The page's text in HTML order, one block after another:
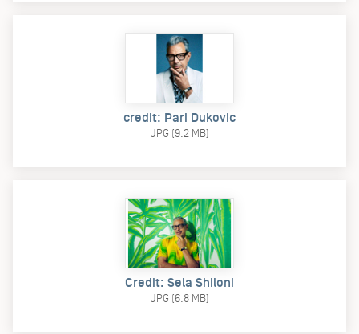
credit: Pari Dukovic
JPG (9.2 MB)
Credit: Sela Shiloni
JPG (6.8 MB)